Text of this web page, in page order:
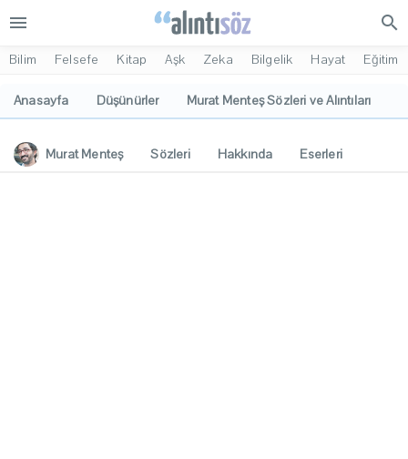
menu search
Bilim Felsefe Kitap Aşk Zeka Bilgelik Hayat Eğitim
Anasayfa Düşünürler Murat Menteş Sözleri ve Alıntıları
Murat Menteş Sözleri Hakkında
Eserleri